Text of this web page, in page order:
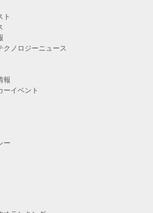
ト
クノロジーニュース
報
ーイベント
ー